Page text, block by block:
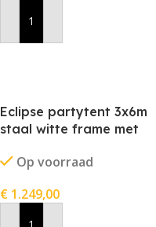
In Winkelwagen
Eclipse partytent 3x6m
staal witte frame met
Op voorraad
€ 1.249,00